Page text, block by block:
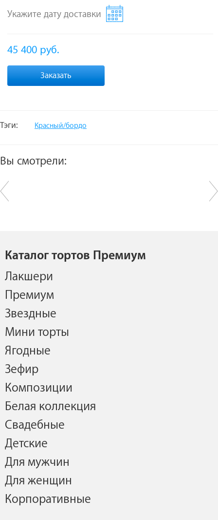
Укажите дату доставки
45 400 руб.
Заказать
Тэги: Красный/бордо
Вы смотрели:
Каталог тортов Премиум
Лакшери
Премиум
Звездные
Мини торты
Ягодные
Зефир
Композиции
Белая коллекция
Свадебные
Детские
Для мужчин
Для женщин
Корпоративные